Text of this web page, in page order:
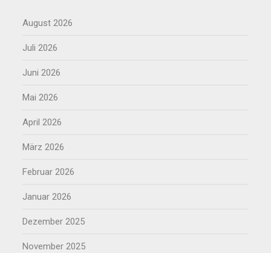
August 2026
Juli 2026
Juni 2026
Mai 2026
April 2026
März 2026
Februar 2026
Januar 2026
Dezember 2025
November 2025